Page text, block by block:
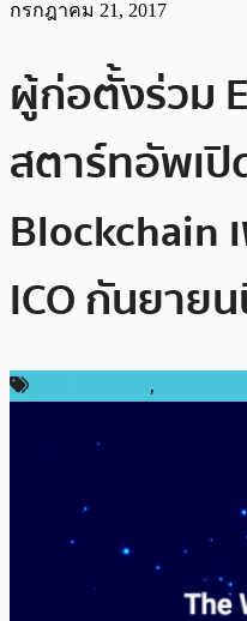
กรกฎาคม 21, 2017
ผู้ก่อตั้งร่วม
สตาร์ทอัพเ
Blockchain
ICO กันยาย
,